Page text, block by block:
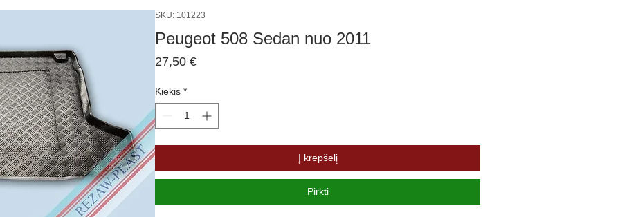
SKU: 101223
Peugeot 508 Sedan nuo 2011
27,50 €Price
Kiekis *
Į krepšelį
Pirkti